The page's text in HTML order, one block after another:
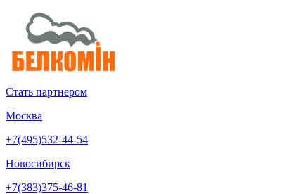
Стать партнером
Москва
+7(495)532-44-54
Новосибирск
+7(383)375-46-81